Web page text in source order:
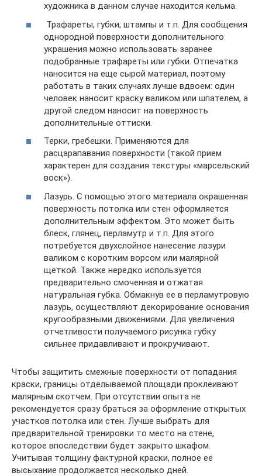
художника в данном случае находится кельма.
Трафареты, губки, штампы и т.п. Для сообщения
однородной поверхности дополнительного
украшения можно использовать заранее
подобранные трафареты или губки. Отпечатка
наносится на еще сырой материал, поэтому
работать в таких случаях лучше вдвоем: один
человек наносит краску валиком или шпателем, а
другой следом наносит на поверхность
дополнительные оттиски.
Терки, гребешки. Применяются для
расцарапавания поверхности (такой прием
характерен для создания текстуры «марсельский
воск»).
Лазурь. С помощью этого материала окрашенная
поверхность потолка или стен оформляется
дополнительным эффектом. Это может быть
блеск, глянец, перламутр и т.п. Для этого
потребуется двухслойное нанесение лазури
валиком с коротким ворсом или малярной
щеткой. Также нередко используется
предварительно смоченная и отжатая
натуральная губка. Обмакнув ее в перламутровую
лазурь, осуществляют декорирование основания
кругообразными движениями. Для увеличения
отчетливости получаемого рисунка губку
сильнее придавливают и прокручивают.
Чтобы защитить смежные поверхности от попадания
краски, границы отделываемой площади проклеивают
малярным скотчем. При отсутствии опыта не
рекомендуется сразу браться за оформление открытых
участков потолка или стен. Лучше выбрать для
предварительной тренировки то место на стене,
которое впоследствии будет закрыто шкафом.
Учитывая толщину фактурной краски, полное ее
высыхание продолжается несколько дней.